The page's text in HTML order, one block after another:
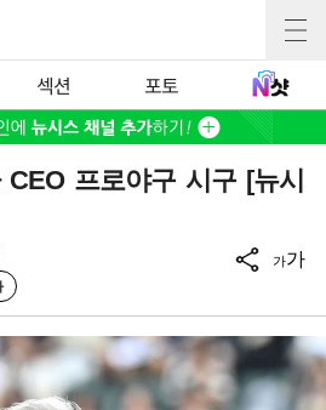
섹션 포토
프로야구 시구 [뉴시
가가